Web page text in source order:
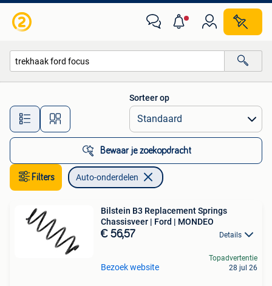
Alle afstanden…
Sorteer op
Bewaar je zoekopdracht
Filters Auto-onderdelen
Bilstein B3 Replacement Springs
Chassisveer | Ford | MONDEO
€ 56,57 Details
Bezoek website
Topadvertentie
28 jul 26